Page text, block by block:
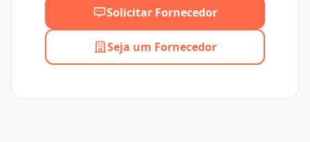
Solicitar Fornecedor
Seja um Fornecedor